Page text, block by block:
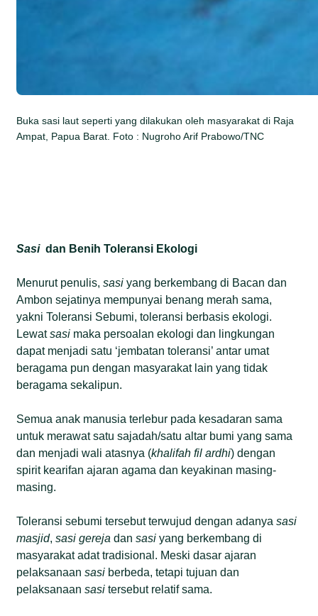
Buka sasi laut seperti yang dilakukan oleh masyarakat di Raja
Ampat, Papua Barat. Foto : Nugroho Arif Prabowo/TNC
Sasi dan Benih Toleransi Ekologi
Menurut penulis,sasiyang berkembang di Bacan dan
Ambon sejatinya mempunyai benang merah sama,
yakni Toleransi Sebumi, toleransi berbasis ekologi.
Lewatsasi maka persoalan ekologi dan lingkungan
dapat menjadi satu ‘jembatan toleransi’ antar umat
beragama pun dengan masyarakat lain yang tidak
beragama sekalipun.
Semua anak manusia terlebur pada kesadaran sama
untuk merawat satu sajadah/satu altar bumi yang sama
dan menjadi wali atasnya (khalifah fil ardhi) dengan
spirit kearifan ajaran agama dan keyakinan masing-
masing.
Toleransi sebumi tersebut terwujud dengan adanyasasi
masjid,sasi gereja dansasiyang berkembang di
masyarakat adat tradisional. Meski dasar ajaran
pelaksanaansasi berbeda, tetapi tujuan dan
pelaksanaansasitersebut relatif sama.